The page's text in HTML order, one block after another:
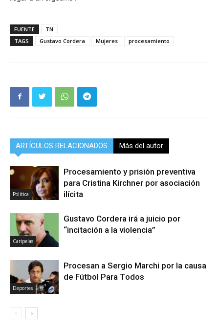
FUENTE
TN
TAGS
Gustavo Cordera Mujeres procesamiento
ARTÍCULOS RELACIONADOS Más del autor
Politica
Procesamiento y prisión preventiva
para Cristina Kirchner por asociación
ilícita
Caripelas
Gustavo Cordera irá a juicio por
“incitación a la violencia”
Deportes
Procesan a Sergio Marchi por la causa
de Fútbol Para Todos